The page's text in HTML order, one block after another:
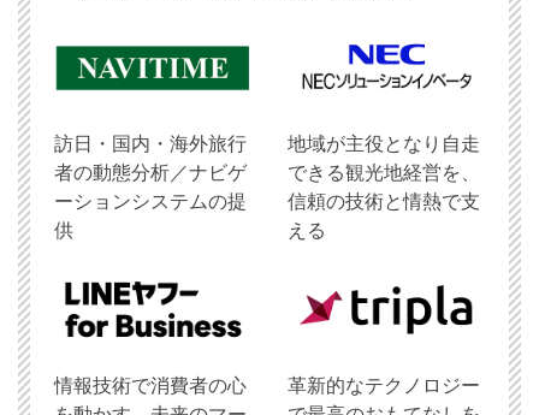
訪日・国内・海外旅行
者の動態分析／ナビゲ
ーションシステムの提
供
地域が主役となり自走
できる観光地経営を、
信頼の技術と情熱で支
える
情報技術で消費者の心
革新的なテクノロジー